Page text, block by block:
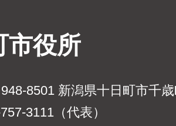
市役所
8501 新潟県十日町市千
3111（代表）